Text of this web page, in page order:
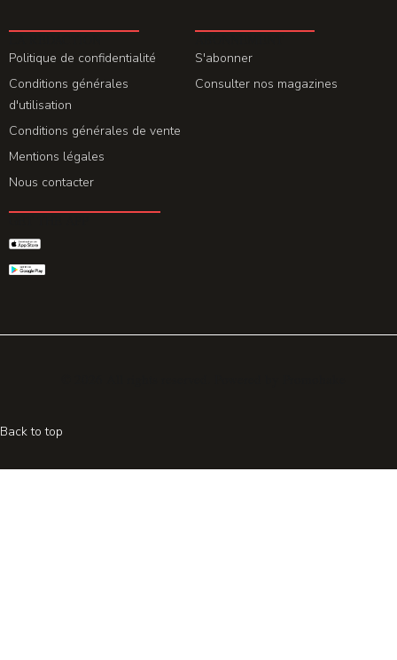
Politique de confidentialité
Conditions générales
d'utilisation
Conditions générales de vente
Mentions légales
Nous contacter
S'abonner
Consulter nos magazines
Back to top